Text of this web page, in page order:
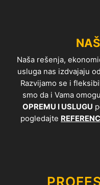
Naša rešenja,
usluga nas izdvajaju
Razvijamo se i
smo da i Vama
OPREMU I USLUGU
pogledajte